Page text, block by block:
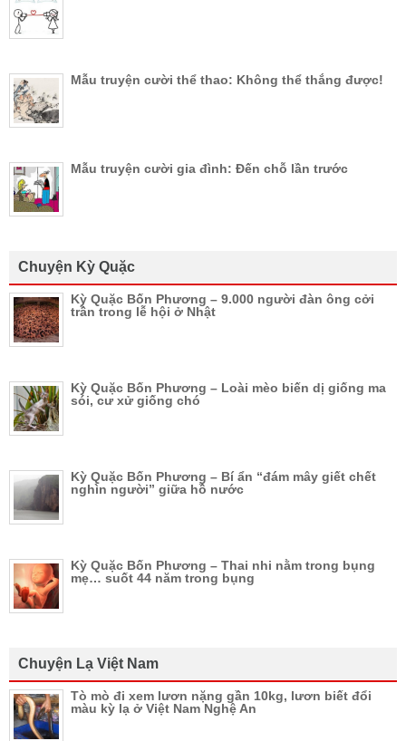
Mẫu truyện cười thể thao: Không thể thắng được!
Mẫu truyện cười gia đình: Đến chỗ lần trước
Chuyện Kỳ Quặc
Kỳ Quặc Bốn Phương – 9.000 người đàn ông cởi
trần trong lễ hội ở Nhật
Kỳ Quặc Bốn Phương – Loài mèo biến dị giống ma
sói, cư xử giống chó
Kỳ Quặc Bốn Phương – Bí ẩn “đám mây giết chết
nghìn người” giữa hồ nước
Kỳ Quặc Bốn Phương – Thai nhi nằm trong bụng
mẹ… suốt 44 năm trong bụng
Chuyện Lạ Việt Nam
Tò mò đi xem lươn nặng gần 10kg, lươn biết đổi
màu kỳ lạ ở Việt Nam Nghệ An